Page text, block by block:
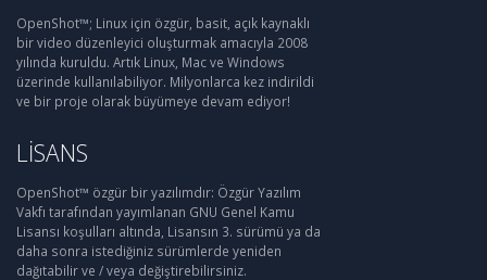
OpenShot™; Linux için özgür, basit, açık kaynaklı
bir video düzenleyici oluşturmak amacıyla 2008
yılında kuruldu. Artık Linux, Mac ve Windows
üzerinde kullanılabiliyor. Milyonlarca kez indirildi
ve bir proje olarak büyümeye devam ediyor!
LISANS
OpenShot™ özgür bir yazılımdır: Özgür Yazılım
Vakfı tarafından yayımlanan GNU Genel Kamu
Lisansı koşulları altında, Lisansın 3. sürümü ya da
daha sonra istediğiniz sürümlerde yeniden
dağıtabilir ve / veya değiştirebilirsiniz.